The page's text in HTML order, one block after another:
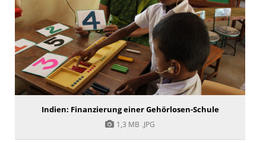
Indien: Finanzierung einer Gehörlosen-Schule
1,3 MB .JPG